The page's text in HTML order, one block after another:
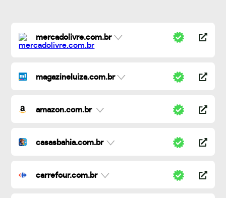
mercadolivre.com.br
magazineluiza.com.br
amazon.com.br
casasbahia.com.br
carrefour.com.br